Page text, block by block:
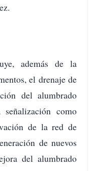
además de la
el drenaje de
del alumbrado
como
de la red de
de nuevos
del alumbrado